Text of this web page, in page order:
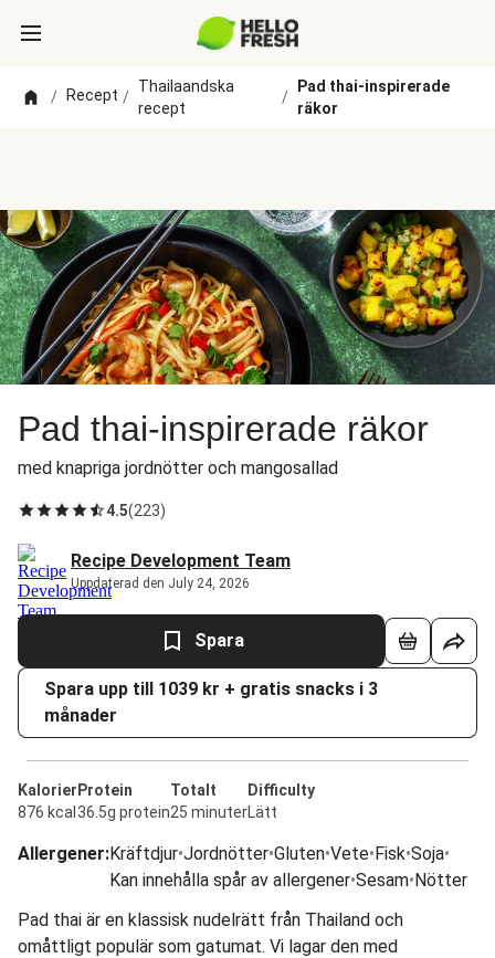
/ Recept /
Thailaandska
recept
/
Pad thai-inspirerade
räkor
Pad thai-inspirerade räkor
med knapriga jordnötter och mangosallad
4.5(223)
Recipe Development Team
Uppdaterad den July 24, 2026
Spara
Spara upp till 1039 kr + gratis snacks i 3
månader
Kalorier
876 kcal
Protein
36.5g protein
Totalt
25 minuter
Difficulty
Lätt
Allergener:Kräftdjur•Jordnötter•Gluten•Vete•Fisk•Soja•
Kan innehålla spår av allergener•Sesam•Nötter
Pad thai är en klassisk nudelrätt från Thailand och
omåttligt populär som gatumat. Vi lagar den med